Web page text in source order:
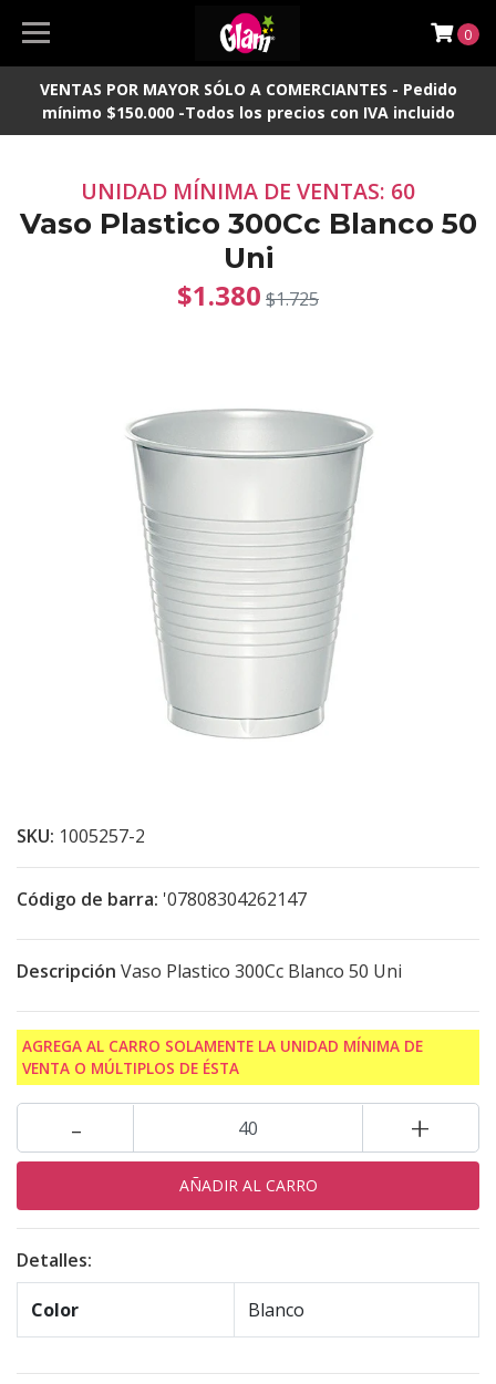
VENTAS POR MAYOR SÓLO A COMERCIANTES - Pedido
mínimo $150.000 -Todos los precios con IVA incluido
0
UNIDAD MÍNIMA DE VENTAS: 60
Vaso Plastico 300Cc Blanco 50
Uni
$1.380 $1.725
SKU: 1005257-2
Código de barra: '07808304262147
Descripción Vaso Plastico 300Cc Blanco 50 Uni
AGREGA AL CARRO SOLAMENTE LA UNIDAD MÍNIMA DE
VENTA O MÚLTIPLOS DE ÉSTA
+
-
Detalles:
Color Blanco